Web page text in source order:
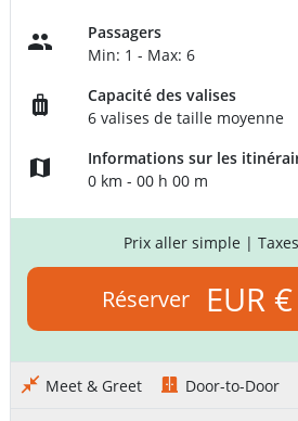
Passagers
Min: 1 - Max: 6
Capacité des valises
6 valises de taille moyenne
Informations sur les
0 km - 00 h 00 m
Prix aller simple |
Réserver EUR
Meet & Greet Door-to-Door